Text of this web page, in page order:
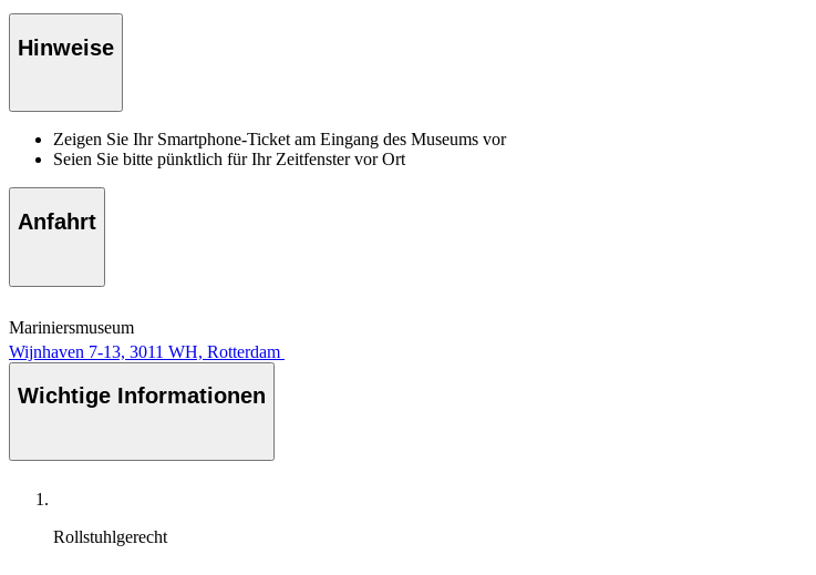
Hinweise
Zeigen Sie Ihr Smartphone-Ticket am Eingang des Museums vor
Seien Sie bitte pünktlich für Ihr Zeitfenster vor Ort
Anfahrt
Mariniersmuseum
Wijnhaven 7-13, 3011 WH, Rotterdam
Wichtige Informationen
Rollstuhlgerecht